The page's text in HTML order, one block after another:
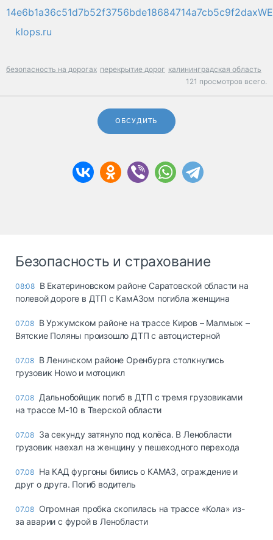
klops.ru
безопасность на дорогах перекрытие дорог калининградская область
121 просмотров всего.
ОБСУДИТЬ
Безопасность и страхование
08:08 В Екатериновском районе Саратовской области на
полевой дороге в ДТП с КамАЗом погибла женщина
07.08 В Уржумском районе на трассе Киров – Малмыж –
Вятские Поляны произошло ДТП с автоцистерной
07.08 В Ленинском районе Оренбурга столкнулись
грузовик Howo и мотоцикл
07.08 Дальнобойщик погиб в ДТП с тремя грузовиками
на трассе М-10 в Тверской области
07.08 За секунду затянуло под колёса. В Ленобласти
грузовик наехал на женщину у пешеходного перехода
07.08 На КАД фургоны бились о КАМАЗ, ограждение и
друг о друга. Погиб водитель
07.08 Огромная пробка скопилась на трассе «Кола» из-
за аварии с фурой в Ленобласти